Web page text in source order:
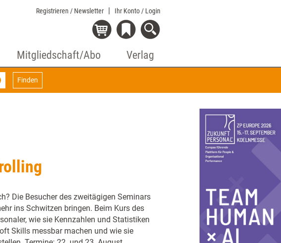
Registrieren / Newsletter Ihr Konto / Login
Mitgliedschaft/Abo Verlag
Finden
Die Besucher des zweitägigen Seminars
ins Schwitzen bringen. Beim Kurs des
wie sie Kennzahlen und Statistiken
Skills messbar machen und wie sie